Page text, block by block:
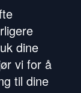
dine
vi for å
til dine